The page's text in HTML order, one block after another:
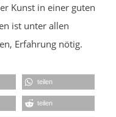
Kunst in einer guten
ist unter allen
Erfahrung nötig.
teilen
teilen